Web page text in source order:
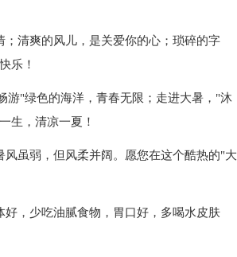
清爽的风儿，是关爱你的心；琐碎的字
乐！
游"绿色的海洋，青春无限；走进大暑，"沐
生，清凉一夏！
虽弱，但风柔并阔。愿您在这个酷热的"大
，少吃油腻食物，胃口好，多喝水皮肤